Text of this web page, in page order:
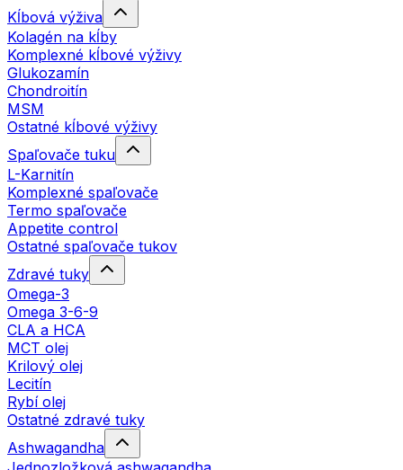
Kĺbová výživa
Kolagén na kĺby
Komplexné kĺbové výživy
Glukozamín
Chondroitín
MSM
Ostatné kĺbové výživy
Spaľovače tuku
L-Karnitín
Komplexné spaľovače
Termo spaľovače
Appetite control
Ostatné spaľovače tukov
Zdravé tuky
Omega-3
Omega 3-6-9
CLA a HCA
MCT olej
Krilový olej
Lecitín
Rybí olej
Ostatné zdravé tuky
Ashwagandha